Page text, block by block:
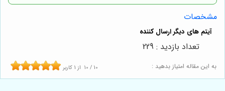
مشخصات
به این مقاله امتیاز بدهید : 10 / 10 از1 کاربر
تعداد بازدید : 229